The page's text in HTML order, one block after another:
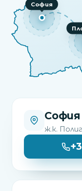
София
София
ж.к.